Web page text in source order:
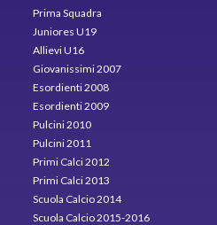
Prima Squadra
Juniores U19
Allievi U16
Giovanissimi 2007
Esordienti 2008
Esordienti 2009
Pulcini 2010
Pulcini 2011
Primi Calci 2012
Primi Calci 2013
Scuola Calcio 2014
Scuola Calcio 2015-2016